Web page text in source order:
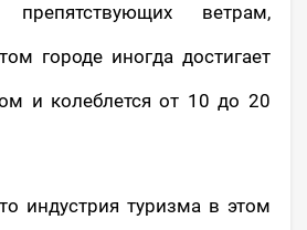
ветрам,
городе иногда достигает
и колеблется от 10 до 20
индустрия туризма в этом